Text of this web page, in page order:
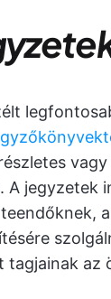
jegyzetek
tagjainak az